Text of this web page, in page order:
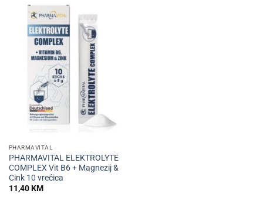
PHARMAVITAL
PHARMAVITAL ELEKTROLYTE
COMPLEX Vit B6 + Magnezij &
Cink 10 vrećica
11,40KM